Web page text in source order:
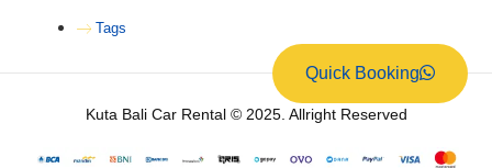
Quick Booking
Tags
Kuta Bali Car Rental © 2025. Allright Reserved